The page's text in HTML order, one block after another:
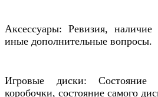
Аксессуары: Ревизия,
иные дополнительные вопросы.
Игровые диски: Состояние
коробочки, состояние самого